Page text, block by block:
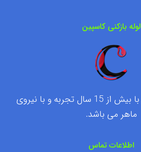
لوله بازکنی کاسپین
لوله بازکنی کاسپین با بیش از 15 سال تجربه و با نیروی
ماهر می باشد.
اطلاعات تماس